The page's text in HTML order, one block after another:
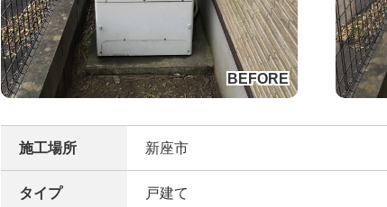
施工場所 新座市
タイプ 戸建て